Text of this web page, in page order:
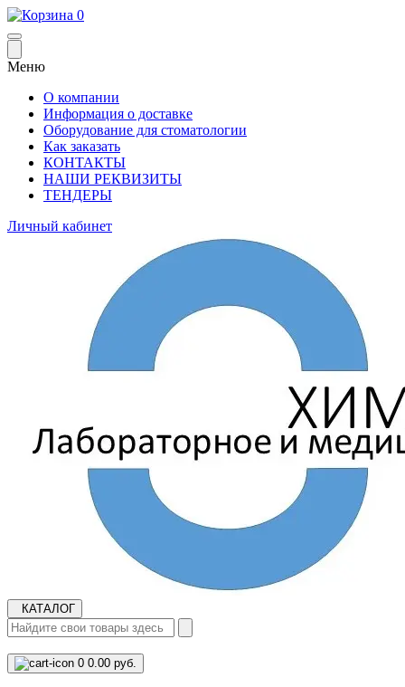
0
Меню
О компании
Информация о доставке
Оборудование для стоматологии
Как заказать
КОНТАКТЫ
НАШИ РЕКВИЗИТЫ
ТЕНДЕРЫ
Личный кабинет
КАТАЛОГ
0 0.00 руб.